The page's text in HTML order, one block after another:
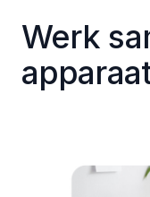
Werk